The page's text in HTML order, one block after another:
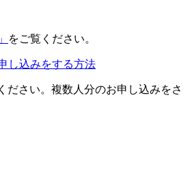
をご覧ください。
し込みをする方法
さい。複数人分のお申し込みをさ